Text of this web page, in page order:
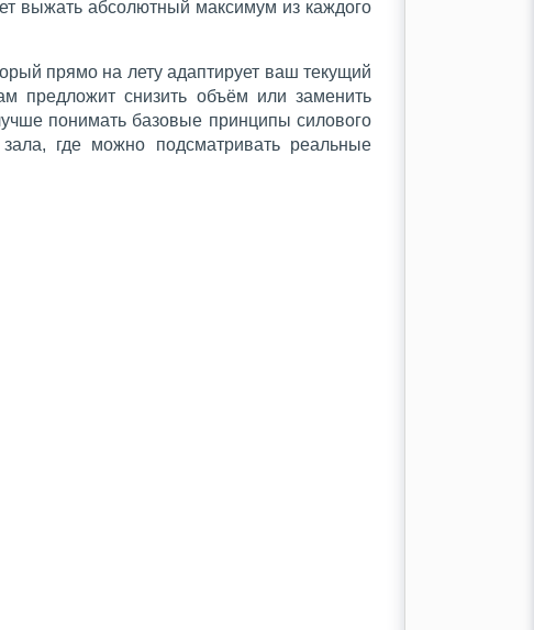
выжать абсолютный максимум из каждого
прямо на лету адаптирует ваш текущий
предложит снизить объём или заменить
понимать базовые принципы силового
где можно подсматривать реальные